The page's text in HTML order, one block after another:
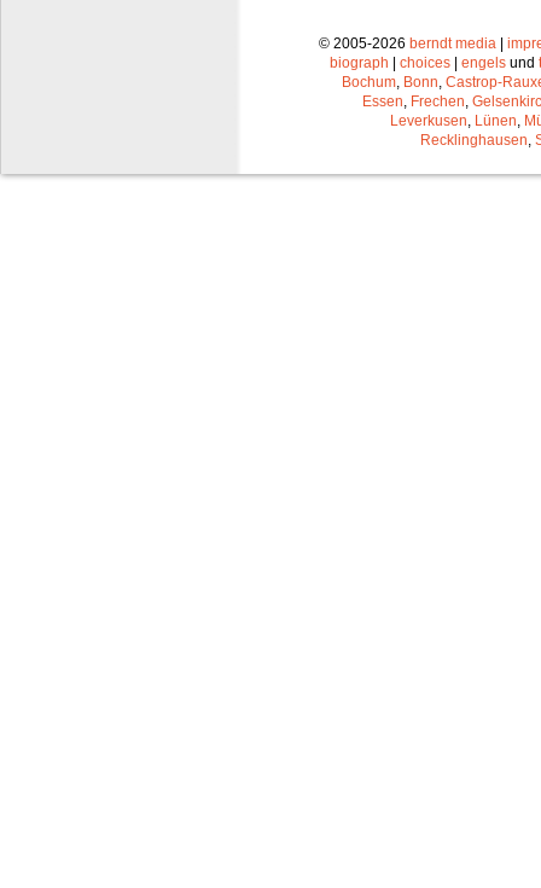
© 2005-2026 berndt media |
biograph | choices | engels und
Bochum Bonn Castrop-
Essen Frechen
Leverkusen Lünen
Recklinghausen